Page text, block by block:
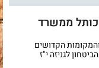
ממשרד
הקדושים
לגניזה י"ז